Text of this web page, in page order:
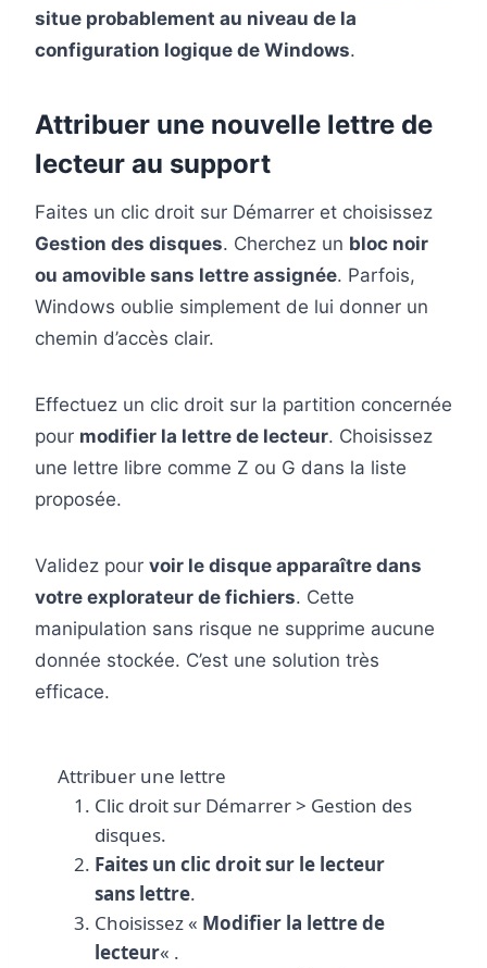
situe probablement au niveau de la
configuration logique de Windows.
Attribuer une nouvelle lettre de
lecteur au support
Faites un clic droit sur Démarrer et choisissez
Gestion des disques. Cherchez un bloc noir
ou amovible sans lettre assignée. Parfois,
Windows oublie simplement de lui donner un
chemin d’accès clair.
Effectuez un clic droit sur la partition concernée
pour modifier la lettre de lecteur. Choisissez
une lettre libre comme Z ou G dans la liste
proposée.
Validez pour voir le disque apparaître dans
votre explorateur de fichiers. Cette
manipulation sans risque ne supprime aucune
donnée stockée. C’est une solution très
efficace.
Attribuer une lettre
Clic droit sur Démarrer > Gestion des
disques.
Faites un clic droit sur le lecteur
sans lettre.
Choisissez « Modifier la lettre de
lecteur« .